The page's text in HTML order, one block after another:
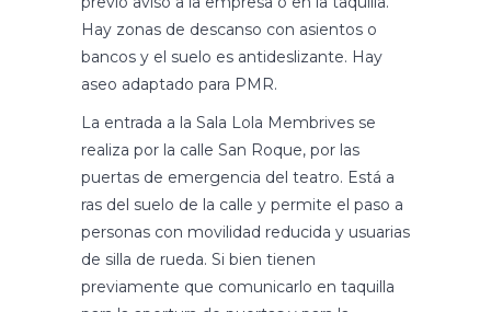
Hay zonas de descanso con asientos o
bancos y el suelo es antideslizante. Hay
aseo adaptado para PMR.
La entrada a la Sala Lola Membrives se
realiza por la calle San Roque, por las
puertas de emergencia del teatro. Está a
ras del suelo de la calle y permite el paso a
personas con movilidad reducida y usuarias
de silla de rueda. Si bien tienen
previamente que comunicarlo en taquilla